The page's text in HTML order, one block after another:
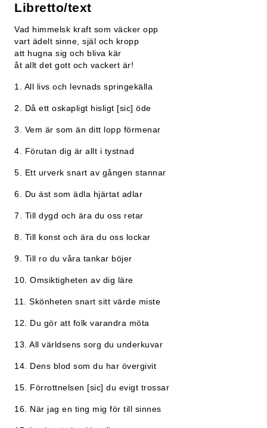
Libretto/text
Vad himmelsk kraft som väcker opp
vart ädelt sinne, själ och kropp
att hugna sig och bliva kär
åt allt det gott och vackert är!
1. All livs och levnads springekälla
2. Då ett oskapligt hisligt [sic] öde
3. Vem är som än ditt lopp förmenar
4. Förutan dig är allt i tystnad
5. Ett urverk snart av gången stannar
6. Du äst som ädla hjärtat adlar
7. Till dygd och ära du oss retar
8. Till konst och ära du oss lockar
9. Till ro du våra tankar böjer
10. Omsiktigheten av dig läre
11. Skönheten snart sitt värde miste
12. Du gör att folk varandra möta
13. All världsens sorg du underkuvar
14. Dens blod som du har övergivit
15. Förrottnelsen [sic] du evigt trossar
16. När jag en ting mig för till sinnes